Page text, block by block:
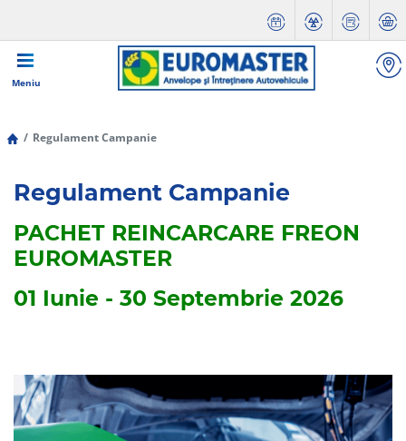
Meniu
Regulament Campanie
Regulament Campanie
PACHET REINCARCARE FREON
EUROMASTER
01 Iunie - 30 Septembrie 2026